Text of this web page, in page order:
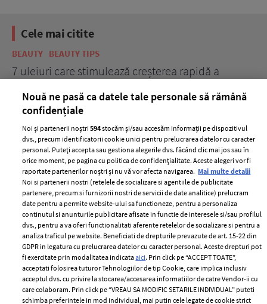
Cele mai citite
BEAUTY BEAUTY TIPS
7 uleiuri care stimulează creșterea rapidă a
ELLE Style Awards
2024
Despre ELLE
Romania
Contact
Abonamente
Termeni si conditii
Politica de
confidențialitate
Politica de cookies
Publicitate
Nouă ne pasă ca datele tale personale să rămână
confidențiale
Noi și partenerii noștri594stocăm și/sau accesăm informații pe dispozitivul
dvs., precum identificatorii cookie unici pentru prelucrarea datelor cu caracter
personal. Puteți accepta sau gestiona alegerile dvs. făcând clic mai jos sau în
orice moment, pe pagina cu politica de confidențialitate. Aceste alegeri vor fi
raportate partenerilor noștri și nu vă vor afecta navigarea. Mai multe detalii
Noi si partenerii nostri (retelele de socializare si agentiile de publicitate
partenere, precum si furnizorii nostri de servicii de date analitice) prelucram
date pentru a permite website-ului sa functioneze, pentru a personaliza
continutul si anunturile publicitare afisate in functie de interesele si/sau profilul
dvs., pentru a va oferi functionalitati aferente retelelor de socializare si pentru a
analiza traficul pe website. Beneficiati de drepturile prevazute de art. 15-22 din
GDPR in legatura cu prelucrarea datelor cu caracter personal. Aceste drepturi pot
fi exercitate prin modalitatea indicataaici. Prin click pe “ACCEPT TOATE”,
acceptati folosirea tuturor Tehnologiilor de tip Cookie, care implica inclusiv
acceptul dvs. cu privire la stocarea/accesarea informatiilor de catre Vendor-ii cu
care colaboram. Prin click pe “VREAU SA MODIFIC SETARILE INDIVIDUAL” puteti
schimba preferintele in mod individual, mai putin cele legate de cookie strict